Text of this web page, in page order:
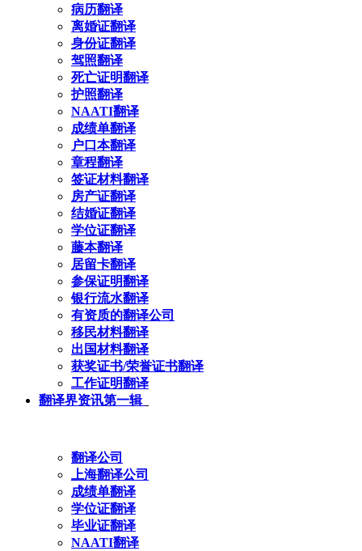
病历翻译
离婚证翻译
身份证翻译
驾照翻译
死亡证明翻译
护照翻译
NAATI翻译
成绩单翻译
户口本翻译
章程翻译
签证材料翻译
房产证翻译
结婚证翻译
学位证翻译
藤本翻译
居留卡翻译
参保证明翻译
银行流水翻译
有资质的翻译公司
移民材料翻译
出国材料翻译
获奖证书/荣誉证书翻译
工作证明翻译
翻译界资讯第一辑
翻译公司
上海翻译公司
成绩单翻译
学位证翻译
毕业证翻译
NAATI翻译